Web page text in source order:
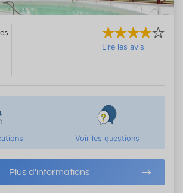
Lire les avis
Voir les questions
Plus d'informations